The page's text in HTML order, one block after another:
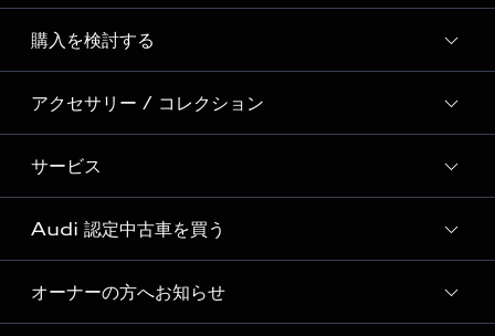
Story of Progress
Audi Sport
Formula 1®
デジタルサービス
ディーラー検索
新車在庫検索
試乗車・展示車検索
見積り依頼
試乗予約
購入を検討する
モデル一覧
特別仕様モデル / 限定モデル
e-tronラインアップ
価格シミュレーション
車両比較
アクセサリー / コレクション
純正アクセサリー
オンラインショップ
Audi collection
アウディナビアプリ
サービス
サービス入庫予約
サービスプログラム
メンテナンス
Audi 認定中古車を買う
Audi認定中古車
オーナーの方へお知らせ